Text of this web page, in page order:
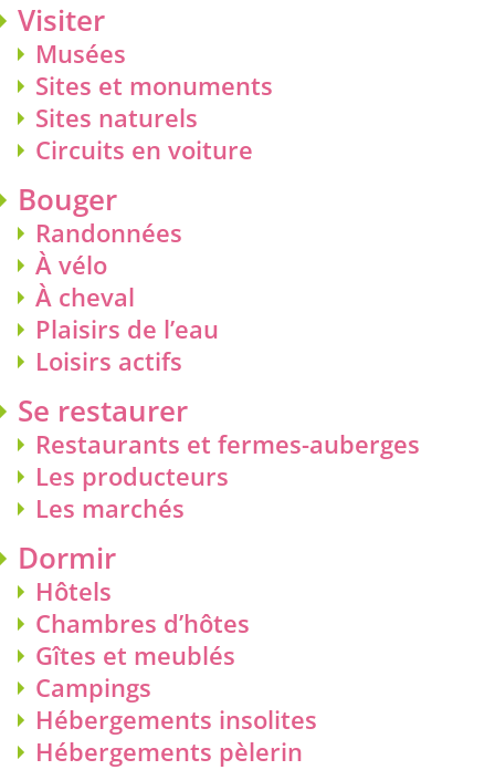
Visiter
Musées
Sites et monuments
Sites naturels
Circuits en voiture
Bouger
Randonnées
À vélo
À cheval
Plaisirs de l’eau
Loisirs actifs
Se restaurer
Restaurants et fermes-auberges
Les producteurs
Les marchés
Dormir
Hôtels
Chambres d’hôtes
Gîtes et meublés
Campings
Hébergements insolites
Hébergements pèlerin